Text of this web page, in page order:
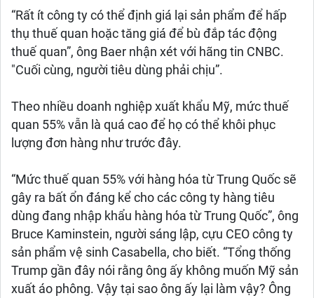
“Rất ít công ty có thể định giá lại sản phẩm để hấp
thụ thuế quan hoặc tăng giá để bù đắp tác động
thuế quan”, ông Baer nhận xét với hãng tin CNBC.
"Cuối cùng, người tiêu dùng phải chịu”.
Theo nhiều doanh nghiệp xuất khẩu Mỹ, mức thuế
quan 55% vẫn là quá cao để họ có thể khôi phục
lượng đơn hàng như trước đây.
“Mức thuế quan 55% với hàng hóa từ Trung Quốc sẽ
gây ra bất ổn đáng kể cho các công ty hàng tiêu
dùng đang nhập khẩu hàng hóa từ Trung Quốc”, ông
Bruce Kaminstein, người sáng lập, cựu CEO công ty
sản phẩm vệ sinh Casabella, cho biết. “Tổng thống
Trump gần đây nói rằng ông ấy không muốn Mỹ sản
xuất áo phông. Vậy tại sao ông ấy lại làm vậy? Ông